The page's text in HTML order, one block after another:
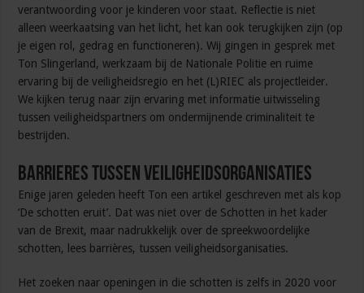
verantwoording voor je kinderen voor staat. Reflectie is niet
alleen weerkaatsing van het licht, het kan ook terugkijken zijn (op
je eigen rol, gedrag en functioneren). Wij gingen in gesprek met
Ton Slingerland, werkzaam bij de Nationale Politie en ruime
ervaring bij de veiligheidsregio en het (L)RIEC als projectleider.
We kijken terug naar zijn ervaring met informatie uitwisseling
tussen veiligheidspartners om ondermijnende criminaliteit te
bestrijden.
Barrieres tussen veiligheidsorganisaties
Enige jaren geleden heeft Ton een artikel geschreven met als kop
‘De schotten eruit’. Dat was niet over de Schotten in het kader
van de Brexit, maar nadrukkelijk over de spreekwoordelijke
schotten, lees barrières, tussen veiligheidsorganisaties.
Het zoeken naar openingen in die schotten is zelfs in 2020 voor